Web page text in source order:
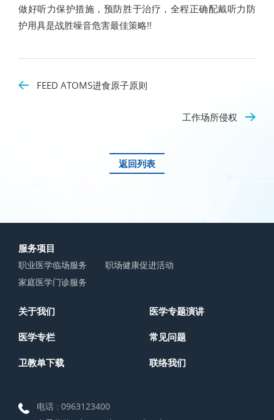
做好听力保护措施，预防胜于治疗，全程正确配戴听力防
护用具是战胜噪音危害最佳策略!!
FEED ATOMS进食原子原则
工作场所侵权
返回列表
服务项目
职业医学临场服务
职场健康促进活动
家庭医学门诊服务
关于我们 医学专题演讲
医学专栏 常见问题
卫教单下载 联络我们
电话 : 0963123400